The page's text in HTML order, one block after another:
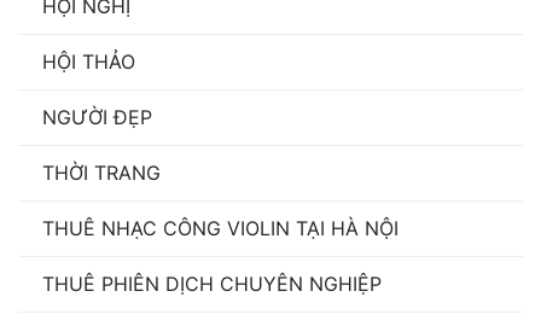
HỘI NGHỊ
HỘI THẢO
NGƯỜI ĐẸP
THỜI TRANG
THUÊ NHẠC CÔNG VIOLIN TẠI HÀ NỘI
THUÊ PHIÊN DỊCH CHUYÊN NGHIỆP